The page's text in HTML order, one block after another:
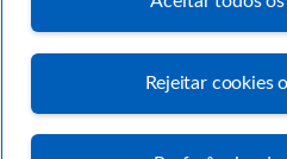
Rejeitar cookies